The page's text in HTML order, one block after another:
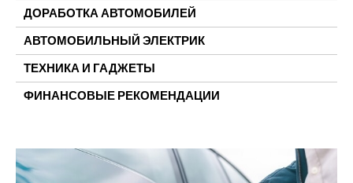
ДОРАБОТКА АВТОМОБИЛЕЙ
АВТОМОБИЛЬНЫЙ ЭЛЕКТРИК
ТЕХНИКА И ГАДЖЕТЫ
ФИНАНСОВЫЕ РЕКОМЕНДАЦИИ